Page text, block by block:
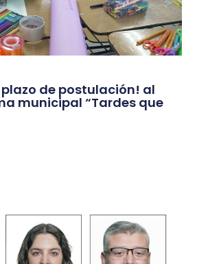
plazo de postulación! al
municipal “Tardes que